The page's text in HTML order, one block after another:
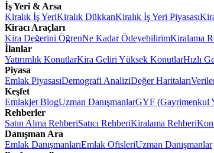
İş Yeri & Arsa
Kiralık İş YeriKiralık DükkanKiralık İş Yeri Piyasası
Kiracı Araçları
Kira Değerini ÖğrenNe Kadar ÖdeyebilirimKiralama
İlanlar
Yatırımlık KonutlarKira Geliri Yüksek KonutlarHızlı
Piyasa
Emlak PiyasasıDemografi AnaliziDeğer Haritaları
Keşfet
Emlakjet BlogUzman DanışmanlarGYF (Gayrimenkul
Rehberler
Satın Alma RehberiSatıcı RehberiKiralama Rehberi
Danışman Ara
Emlak DanışmanlarıEmlak OfisleriUzman Danışmanlar